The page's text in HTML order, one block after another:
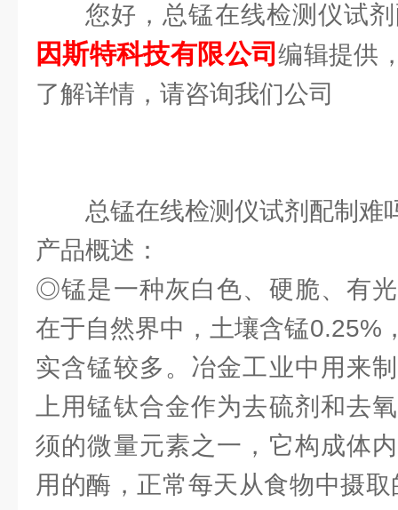
您好，总锰在线检测仪试
因斯特科技有限公司编辑提供
了解详情，请咨询我们公司
总锰在线检测仪试剂配制难
产品概述：
◎锰是一种灰白色、硬脆、有
在于自然界中，土壤含锰0.25%
实含锰较多。冶金工业中用来
上用锰钛合金作为去硫剂和去
须的微量元素之一，它构成体
用的酶，正常每天从食物中摄